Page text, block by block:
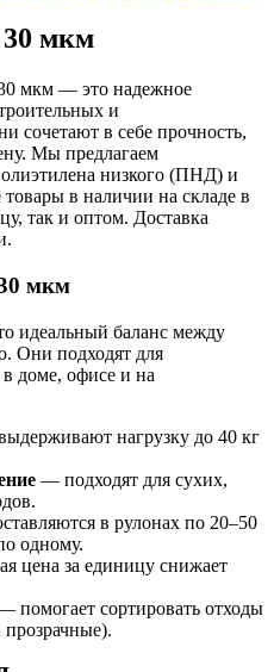
мкм
мкм — это надежное
и
сочетают в себе прочность,
Мы предлагаем
низкого (ПНД) и
в наличии на складе в
так и оптом. Доставка
мкм
баланс между
Они подходят для
доме, офисе и на
нагрузку до 40 кг
— подходят для сухих,
в рулонах по 20–50
одному.
цена за единицу снижает
помогает сортировать отходы